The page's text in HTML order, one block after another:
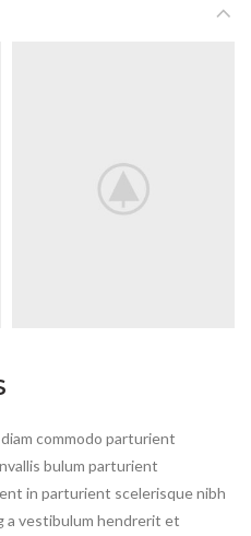
commodo parturient
bulum parturient
in parturient scelerisque nibh
a vestibulum hendrerit et